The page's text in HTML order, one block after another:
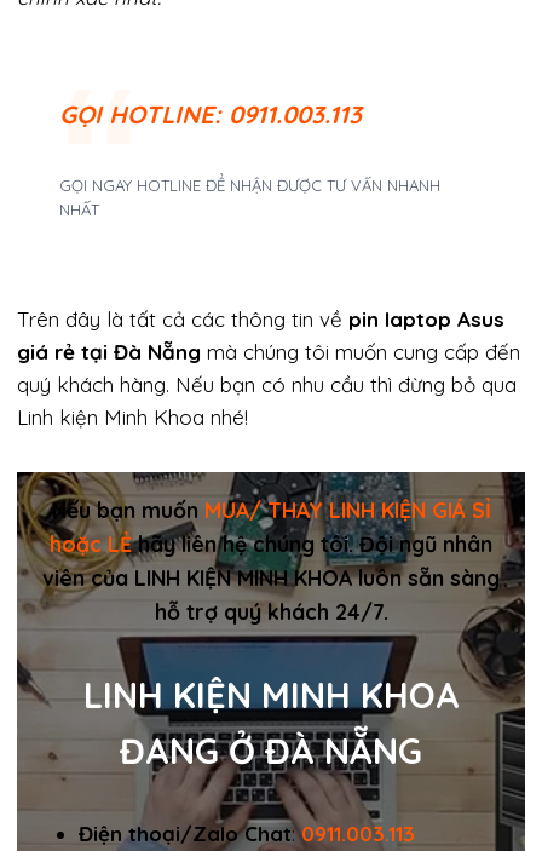
GỌI HOTLINE: 0911.003.113
GỌI NGAY HOTLINE ĐỂ NHẬN ĐƯỢC TƯ VẤN NHANH
NHẤT
Trên đây là tất cả các thông tin về pin laptop Asus
giá rẻ tại Đà Nẵng mà chúng tôi muốn cung cấp đến
quý khách hàng. Nếu bạn có nhu cầu thì đừng bỏ qua
Linh kiện Minh Khoa nhé!
Nếu bạn muốn MUA/ THAY LINH KIỆN GIÁ SỈ
hoặc LẺhãy liên hệ chúng tôi. Đội ngũ nhân
viên của LINH KIỆN MINH KHOA luôn sẵn sàng
hỗ trợ quý khách 24/7.
LINH KIỆN MINH KHOA
ĐANG Ở ĐÀ NẴNG
Điện thoại/Zalo Chat:0911.003.113